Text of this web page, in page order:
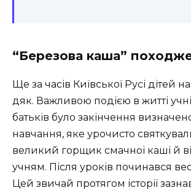
“Березова каша”
Ще за часів Київської Русі дітей
дяк. Важливою подією в житті учнів
батьків було закінчення
навчання, яке урочисто
великий горщик смачної каші й
учням. Після уроків починався
Цей звичай протягом історії